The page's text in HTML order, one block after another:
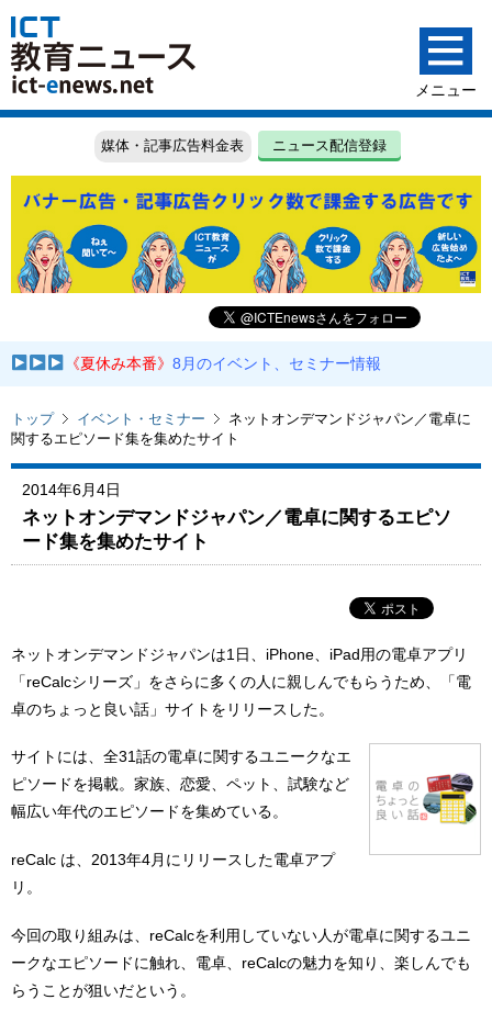
媒体・記事広告料金表 ニュース配信登録
《夏休み本番》8月のイベント、セミナー情報
トップ イベント・セミナー
ネットオンデマンドジャパン／電卓に
関するエピソード集を集めたサイト
2014年6月4日
ネットオンデマンドジャパン／電卓に関するエピソ
ード集を集めたサイト
ネットオンデマンドジャパンは1日、iPhone、iPad用の電卓アプリ
「reCalcシリーズ」をさらに多くの人に親しんでもらうため、「電
卓のちょっと良い話」サイトをリリースした。
サイトには、全31話の電卓に関するユニークなエ
ピソードを掲載。家族、恋愛、ペット、試験など
幅広い年代のエピソードを集めている。
reCalc は、2013年4月にリリースした電卓アプ
リ。
今回の取り組みは、reCalcを利用していない人が電卓に関するユニ
ークなエピソードに触れ、電卓、reCalcの魅力を知り、楽しんでも
らうことが狙いだという。